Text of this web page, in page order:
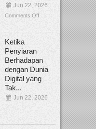
Jun 22, 2026
Comments Off
Ketika
Penyiaran
Berhadapan
dengan Dunia
Digital yang
Tak...
Jun 22, 2026